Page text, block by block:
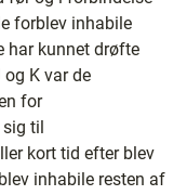
forblev inhabile
har kunnet drøfte
K var de
for
til
kort tid efter blev
inhabile resten af